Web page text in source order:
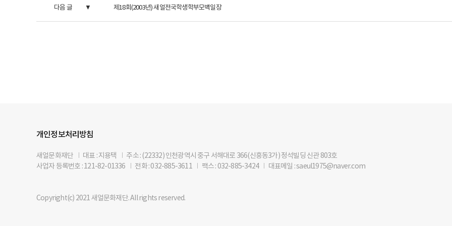
다음 글 제18회(2003년) 새얼전국학생학부모백일장
개인정보처리방침
새얼문화재단 대표 : 지용택
주소 : (22332) 인천광역시 중구 서해대로 366(신흥동3가) 정석빌딩 신관 803호
사업자 등록번호 : 121-82-01336
전화 : 032-885-3611 팩스 : 032-885-3424 대표메일 : saeul1975@naver.com
Copyright(c) 2021 새얼문화재단. All rights reserved.